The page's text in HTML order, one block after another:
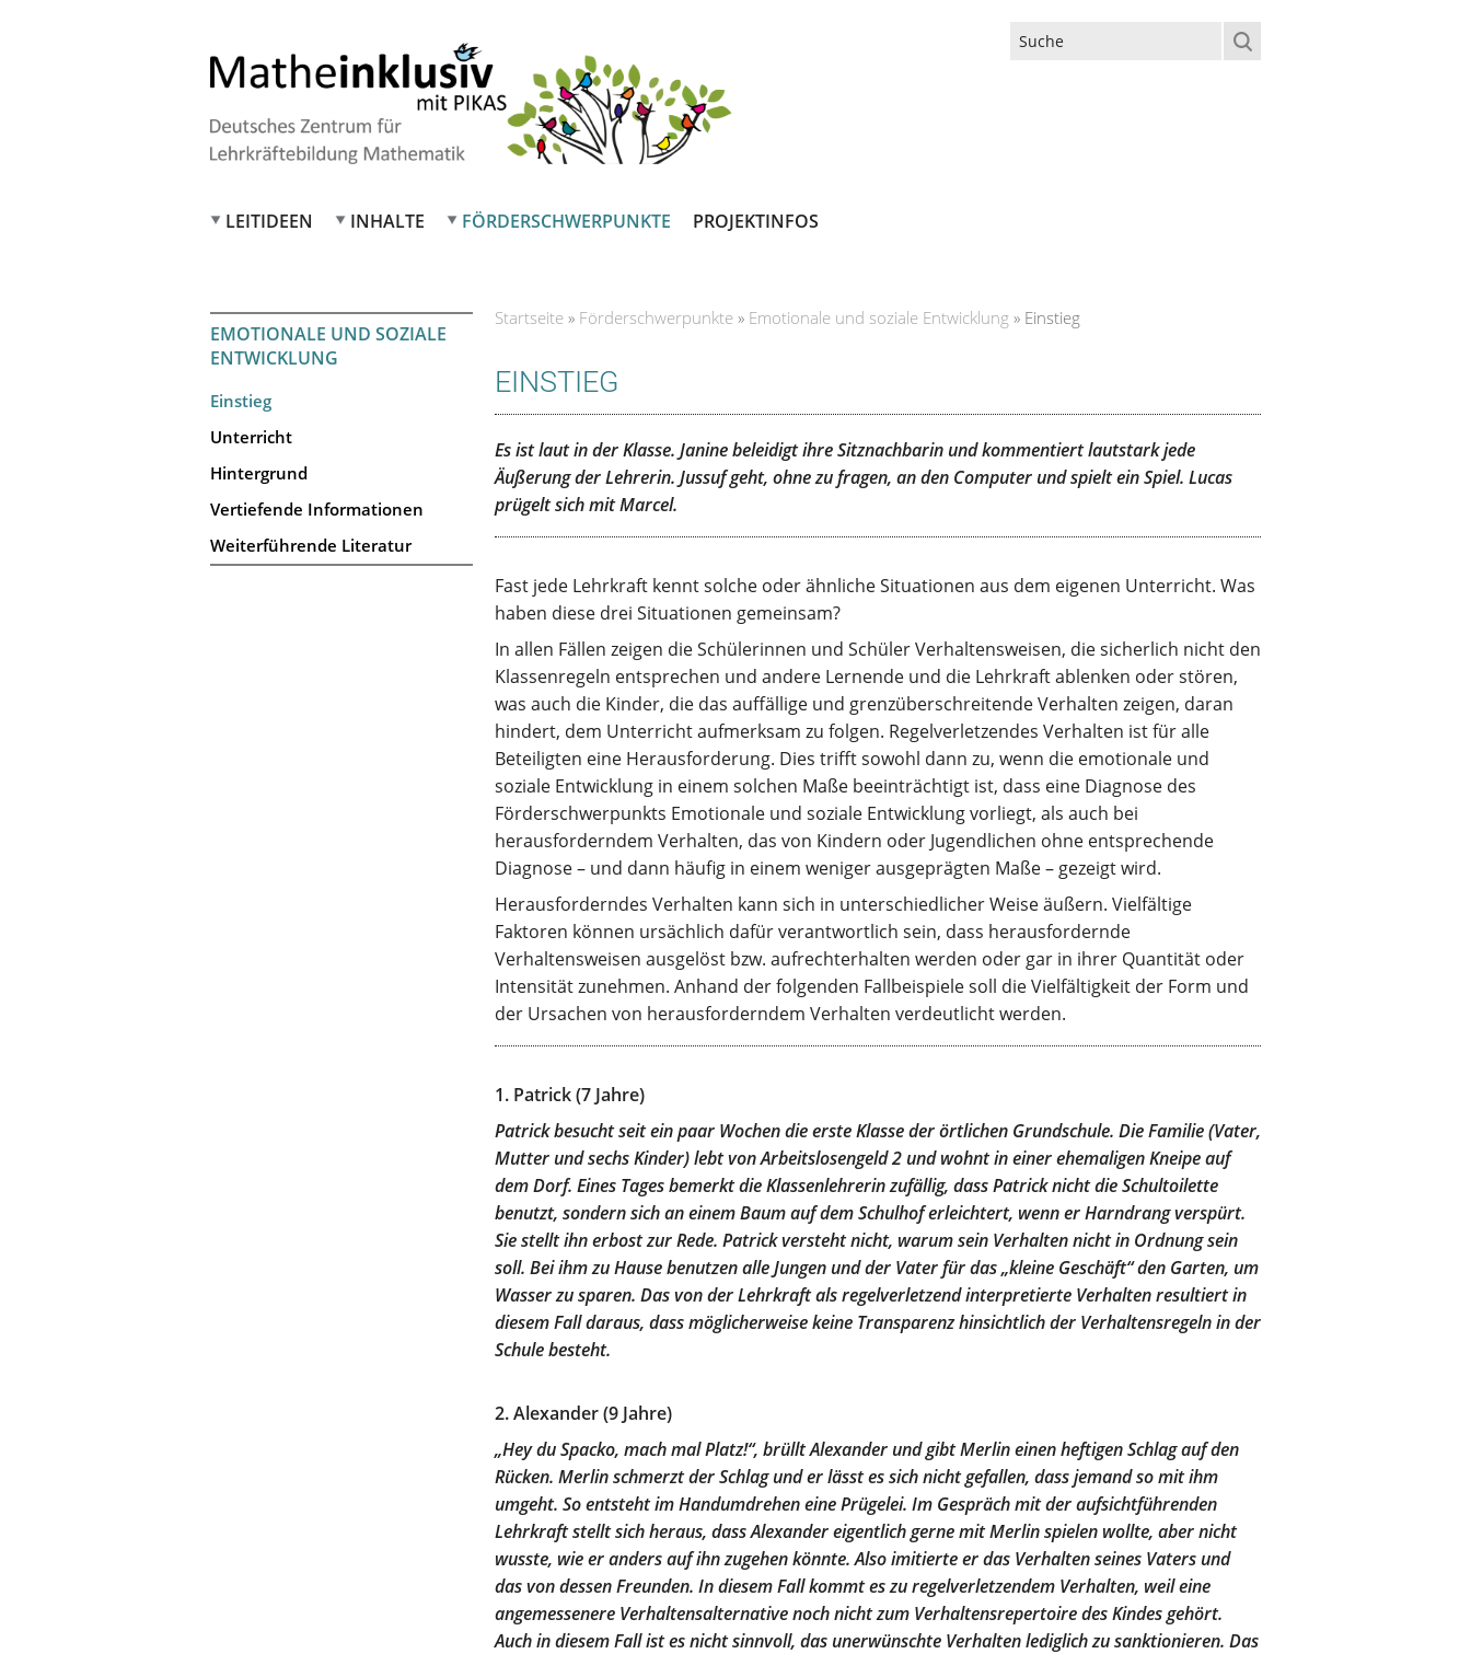
LEITIDEEN INHALTE FÖRDERSCHWERPUNKTE PROJEKTINFOS
EMOTIONALE UND SOZIALE
ENTWICKLUNG
Einstieg
Unterricht
Hintergrund
Vertiefende Informationen
Weiterführende Literatur
Startseite » Förderschwerpunkte » Emotionale und soziale Entwicklung » Einstieg
EINSTIEG
Es ist laut in der Klasse. Janine beleidigt ihre Sitznachbarin und kommentiert lautstark jede
Äußerung der Lehrerin. Jussuf geht, ohne zu fragen, an den Computer und spielt ein Spiel. Lucas
prügelt sich mit Marcel.
Fast jede Lehrkraft kennt solche oder ähnliche Situationen aus dem eigenen Unterricht. Was
haben diese drei Situationen gemeinsam?
In allen Fällen zeigen die Schülerinnen und Schüler Verhaltensweisen, die sicherlich nicht den
Klassenregeln entsprechen und andere Lernende und die Lehrkraft ablenken oder stören,
was auch die Kinder, die das auffällige und grenzüberschreitende Verhalten zeigen, daran
hindert, dem Unterricht aufmerksam zu folgen. Regelverletzendes Verhalten ist für alle
Beteiligten eine Herausforderung. Dies trifft sowohl dann zu, wenn die emotionale und
soziale Entwicklung in einem solchen Maße beeinträchtigt ist, dass eine Diagnose des
Förderschwerpunkts Emotionale und soziale Entwicklung vorliegt, als auch bei
herausforderndem Verhalten, das von Kindern oder Jugendlichen ohne entsprechende
Diagnose – und dann häufig in einem weniger ausgeprägten Maße – gezeigt wird.
Herausforderndes Verhalten kann sich in unterschiedlicher Weise äußern. Vielfältige
Faktoren können ursächlich dafür verantwortlich sein, dass herausfordernde
Verhaltensweisen ausgelöst bzw. aufrechterhalten werden oder gar in ihrer Quantität oder
Intensität zunehmen. Anhand der folgenden Fallbeispiele soll die Vielfältigkeit der Form und
der Ursachen von herausforderndem Verhalten verdeutlicht werden.
1. Patrick (7 Jahre)
Patrick besucht seit ein paar Wochen die erste Klasse der örtlichen Grundschule. Die Familie (Vater,
Mutter und sechs Kinder) lebt von Arbeitslosengeld 2 und wohnt in einer ehemaligen Kneipe auf
dem Dorf. Eines Tages bemerkt die Klassenlehrerin zufällig, dass Patrick nicht die Schultoilette
benutzt, sondern sich an einem Baum auf dem Schulhof erleichtert, wenn er Harndrang verspürt.
Sie stellt ihn erbost zur Rede. Patrick versteht nicht, warum sein Verhalten nicht in Ordnung sein
soll. Bei ihm zu Hause benutzen alle Jungen und der Vater für das „kleine Geschäft“ den Garten, um
Wasser zu sparen. Das von der Lehrkraft als regelverletzend interpretierte Verhalten resultiert in
diesem Fall daraus, dass möglicherweise keine Transparenz hinsichtlich der Verhaltensregeln in der
Schule besteht.
2. Alexander (9 Jahre)
„Hey du Spacko, mach mal Platz!“, brüllt Alexander und gibt Merlin einen heftigen Schlag auf den
Rücken. Merlin schmerzt der Schlag und er lässt es sich nicht gefallen, dass jemand so mit ihm
umgeht. So entsteht im Handumdrehen eine Prügelei. Im Gespräch mit der aufsichtführenden
Lehrkraft stellt sich heraus, dass Alexander eigentlich gerne mit Merlin spielen wollte, aber nicht
wusste, wie er anders auf ihn zugehen könnte. Also imitierte er das Verhalten seines Vaters und
das von dessen Freunden. In diesem Fall kommt es zu regelverletzendem Verhalten, weil eine
angemessenere Verhaltensalternative noch nicht zum Verhaltensrepertoire des Kindes gehört.
Auch in diesem Fall ist es nicht sinnvoll, das unerwünschte Verhalten lediglich zu sanktionieren. Das